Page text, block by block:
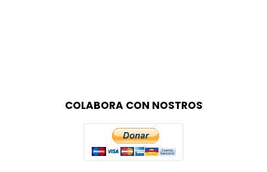
COLABORA CON NOSTROS